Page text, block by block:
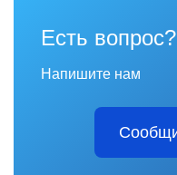
Есть вопрос?
Напишите нам